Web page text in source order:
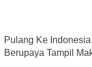
Pulang Ke
Berupaya Tampil